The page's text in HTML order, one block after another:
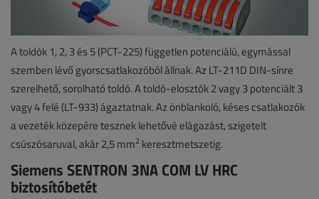
A toldók 1, 2, 3 és 5 (PCT-225) független potenciálú, egymással
szemben lévő gyorscsatlakozóból állnak. Az LT-211D DIN-sínre
szerelhető, sorolható toldó. A toldó-elosztók 2 vagy 3 potenciált 3
vagy 4 felé (LT-933) ágaztatnak. Az önblankoló, késes csatlakozók
a vezeték közepére tesznek lehetővé elágazást, szigetelt
csúszósaruval, akár 2,5 mm2 keresztmetszetig.
Siemens SENTRON 3NA COM LV HRC
biztosítóbetét